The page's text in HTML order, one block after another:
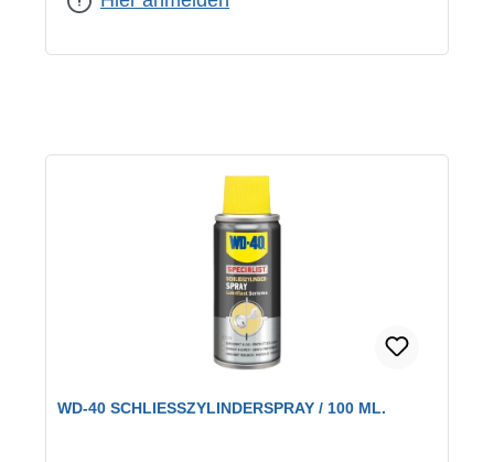
WD-40 SCHLIESSZYLINDERSPRAY / 100 ML.